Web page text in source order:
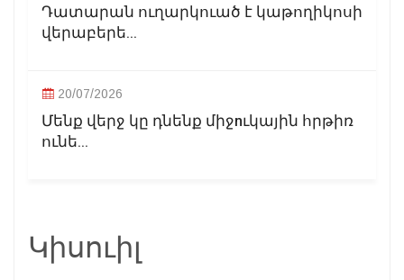
Դատարան ուղարկուած է կաթողիկոսի
վերաբերե...
20/07/2026
Մենք վերջ կը դնենք միջnւկային հրթիռ
ունե...
Կիսուիլ